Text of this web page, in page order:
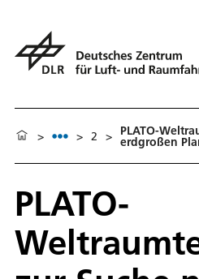
> > 2 > PLATO-
erdgroßen
PLATO-